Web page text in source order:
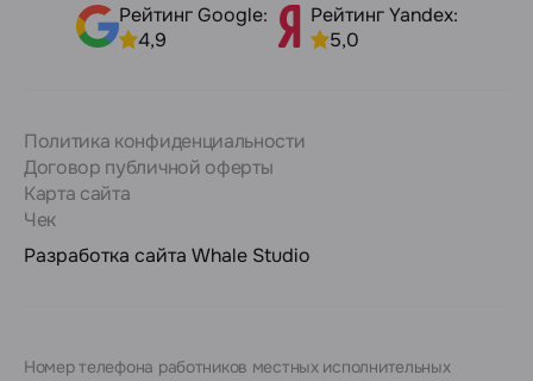
Рейтинг Google:
4,9
Рейтинг Yandex:
5,0
Политика конфиденциальности
Договор публичной оферты
Карта сайта
Чек
Разработка сайта Whale Studio
Номер телефона работников местных исполнительных